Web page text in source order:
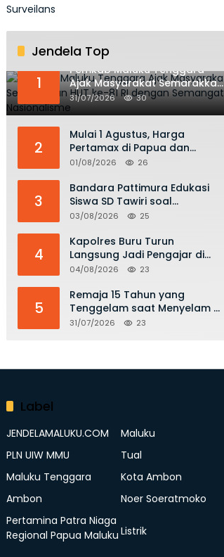
Jendela Top
1
Pemkab Maluku Tenggara
Ajak Masyarakat Semarakkan
HUT ke-81 RI dengan
Semangat Nasionalisme
31/07/2026 30
2
Mulai 1 Agustus, Harga
Pertamax di Papua dan
Maluku Turun Jadi Rp16.300
01/08/2026 26
3
Bandara Pattimura Edukasi
Siswa SD Tawiri soal
Keselamatan Penerbangan
layang di KKOP
03/08/2026 25
4
Kapolres Buru Turun
Langsung Jadi Pengajar di
SMAN 2, Edukasi Kesadaran
04/08/2026 23
5
Remaja 15 Tahun yang
Tenggelam saat Menyelam di
Perairan Kabiarat – Tanimbar
31/07/2026 23
Label
JENDELAMALUKU.COM
Maluku
PLN UIW MMU
Tual
Maluku Tenggara
Kota Ambon
Ambon
Noer Soeratmoko
Pertamina Patra Niaga
Regional Papua Maluku Listrik